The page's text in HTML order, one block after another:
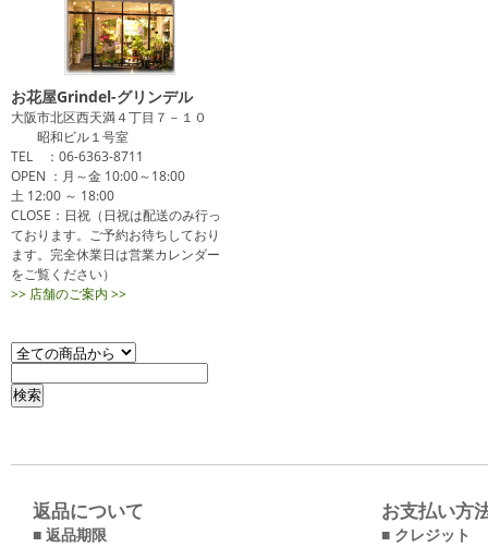
お花屋Grindel-グリンデル
大阪市北区西天満４丁目７－１０
昭和ビル１号室
TEL ：06-6363-8711
OPEN ：月～金 10:00～18:00
土 12:00 ～ 18:00
CLOSE：日祝（日祝は配送のみ行っ
ております。ご予約お待ちしており
ます。完全休業日は営業カレンダー
をご覧ください）
>> 店舗のご案内 >>
返品について
■ 返品期限
お支払い方
■ クレジット